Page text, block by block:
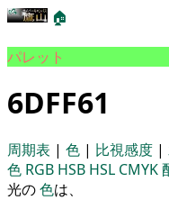
🏠
パレット
6DFF61
周期表 | 色 | 比視感度 |
色 RGB HSB HSL CMYK
光の色は、